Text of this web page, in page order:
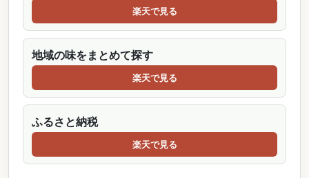
楽天で見る
地域の味をまとめて探す
楽天で見る
ふるさと納税
楽天で見る